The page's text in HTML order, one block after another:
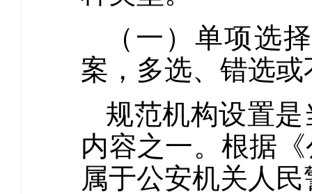
（一）单项选
案，多选、错选
规范机构设置
内容之一。根据
属于公安机关人